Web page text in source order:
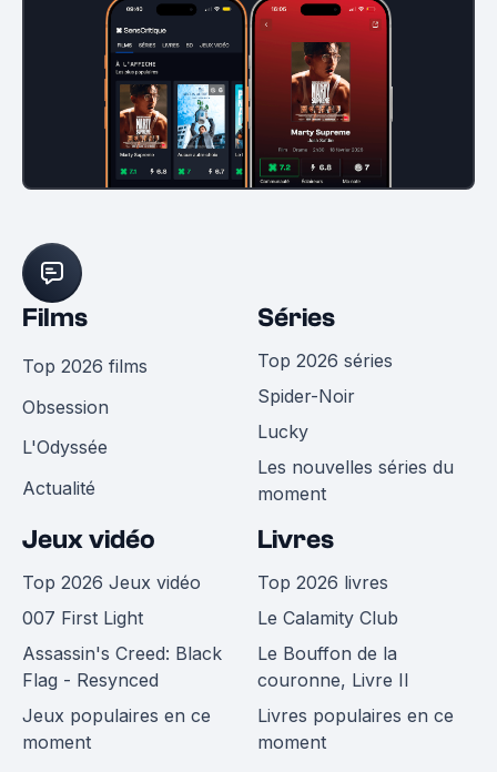
Films
Top 2026 films
Obsession
L'Odyssée
Actualité
Séries
Top 2026 séries
Spider-Noir
Lucky
Les nouvelles séries du
moment
Jeux vidéo
Top 2026 Jeux vidéo
007 First Light
Assassin's Creed: Black
Flag - Resynced
Jeux populaires en ce
moment
Livres
Top 2026 livres
Le Calamity Club
Le Bouffon de la
couronne, Livre II
Livres populaires en ce
moment